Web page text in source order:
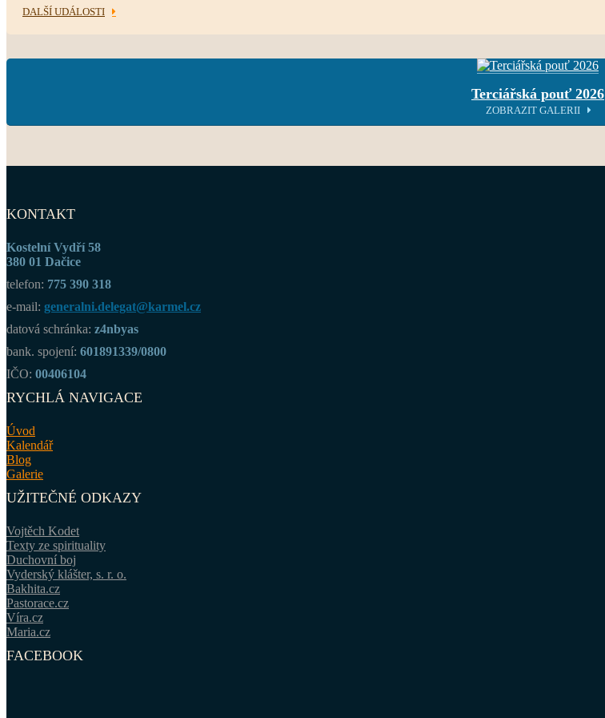
DALŠÍ UDÁLOSTI
Terciářská pouť 2026
ZOBRAZIT GALERII
KONTAKT
Kostelní Vydří 58
380 01 Dačice
telefon: 775 390 318
e-mail: generalni.delegat@karmel.cz
datová schránka: z4nbyas
bank. spojení: 601891339/0800
IČO: 00406104
RYCHLÁ NAVIGACE
Úvod
Kalendář
Blog
Galerie
UŽITEČNÉ ODKAZY
Vojtěch Kodet
Texty ze spirituality
Duchovní boj
Vyderský klášter, s. r. o.
Bakhita.cz
Pastorace.cz
Víra.cz
Maria.cz
FACEBOOK